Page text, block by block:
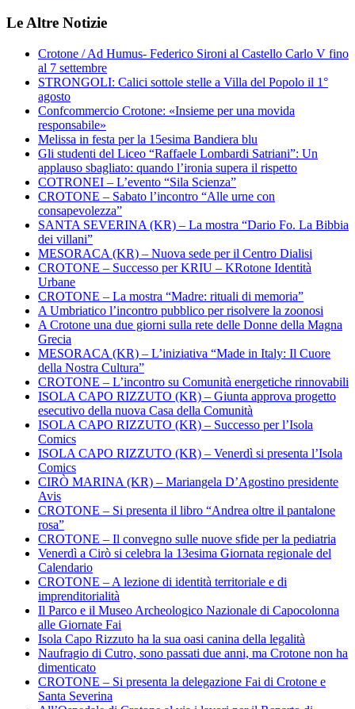
Le Altre Notizie
Crotone / Ad Humus- Federico Sironi al Castello Carlo V fino
al 7 settembre
STRONGOLI: Calici sottole stelle a Villa del Popolo il 1°
agosto
Confcommercio Crotone: «Insieme per una movida
responsabile»
Melissa in festa per la 15esima Bandiera blu
Gli studenti del Liceo “Raffaele Lombardi Satriani”: Un
applauso sbagliato: quando l’ironia supera il rispetto
COTRONEI – L’evento “Sila Scienza”
CROTONE – Sabato l’incontro “Alle urne con
consapevolezza”
SANTA SEVERINA (KR) – La mostra “Dario Fo. La Bibbia
dei villani”
MESORACA (KR) – Nuova sede per il Centro Dialisi
CROTONE – Successo per KRIU – KRotone Identità
Urbane
CROTONE – La mostra “Madre: rituali di memoria”
A Umbriatico l’incontro pubblico per risolvere la zoonosi
A Crotone una due giorni sulla rete delle Donne della Magna
Grecia
MESORACA (KR) – L’iniziativa “Made in Italy: Il Cuore
della Nostra Cultura”
CROTONE – L’incontro su Comunità energetiche rinnovabili
ISOLA CAPO RIZZUTO (KR) – Giunta approva progetto
esecutivo della nuova Casa della Comunità
ISOLA CAPO RIZZUTO (KR) – Successo per l’Isola
Comics
ISOLA CAPO RIZZUTO (KR) – Venerdì si presenta l’Isola
Comics
CIRÒ MARINA (KR) – Mariangela D’Agostino presidente
Avis
CROTONE – Si presenta il libro “Andrea oltre il pantalone
rosa”
CROTONE – Il convegno sulle nuove sfide per la pediatria
Venerdì a Cirò si celebra la 13esima Giornata regionale del
Calendario
CROTONE – A lezione di identità territoriale e di
imprenditorialità
Il Parco e il Museo Archeologico Nazionale di Capocolonna
alle Giornate Fai
Isola Capo Rizzuto ha la sua oasi canina della legalità
Naufragio di Cutro, sono passati due anni, ma Crotone non ha
dimenticato
CROTONE – Si presenta la delegazione Fai di Crotone e
Santa Severina